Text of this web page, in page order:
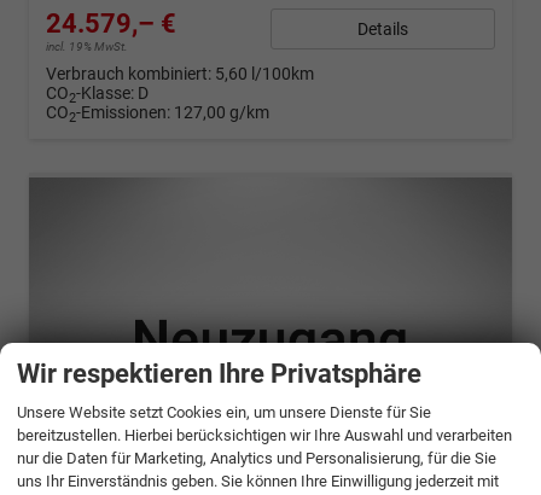
24.579,– €
incl. 19% MwSt.
Details
Verbrauch kombiniert: 5,60 l/100km
CO2-Klasse: D
CO2-Emissionen: 127,00 g/km
Wir respektieren Ihre Privatsphäre
Unsere Website setzt Cookies ein, um unsere Dienste für Sie
bereitzustellen. Hierbei berücksichtigen wir Ihre Auswahl und verarbeiten
nur die Daten für Marketing, Analytics und Personalisierung, für die Sie
uns Ihr Einverständnis geben. Sie können Ihre Einwilligung jederzeit mit